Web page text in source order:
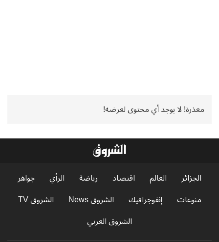
معذرة! لا يوجد أي محتوى لعرضه!
الجزائر العالم اقتصاد رياضة الرأي
جواهر
منوعات
إنفوجرافيك الشروق News
الشروق TV
الشروق العربي